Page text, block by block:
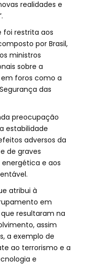
realidades e
foi restrita aos
por Brasil,
ministros
sobre a
foros como a
das
preocupação
estabilidade
adversos da
de graves
e aos
atribui à
em
resultaram na
assim
a exemplo de
ao terrorismo e a
e